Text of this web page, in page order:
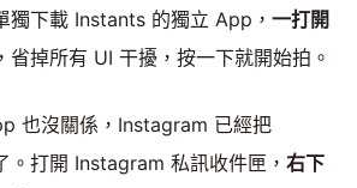
獨下載 Instants 的獨立 App， 一打開
，省掉所有 UI 干擾，按一下就開始拍。
也沒關係，Instagram 已經把
。打開 Instagram 私訊收件匣， 右下